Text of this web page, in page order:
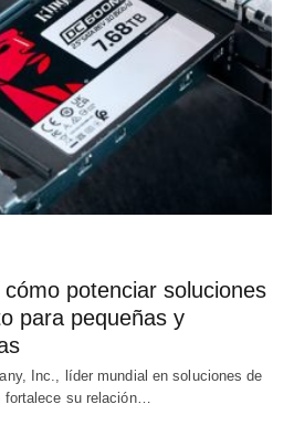
potenciar soluciones
para pequeñas y
Inc., líder mundial en soluciones de
su relación…